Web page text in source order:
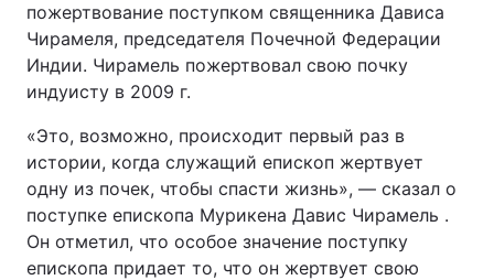
Тема оформлення
пожертвование поступком священника Дависа
Чирамеля, председателя Почечной Федерации
Индии. Чирамель пожертвовал свою почку
индуисту в 2009 г.
«Это, возможно, происходит первый раз в
истории, когда служащий епископ жертвует
одну из почек, чтобы спасти жизнь», — сказал о
поступке епископа Мурикена Давис Чирамель .
Он отметил, что особое значение поступку
епископа придает то, что он жертвует свою